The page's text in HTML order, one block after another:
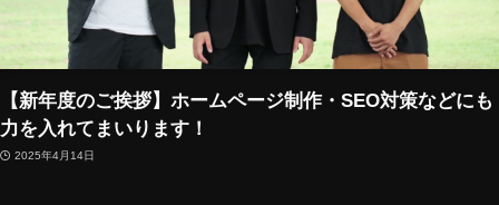
【新年度のご挨拶】ホームページ制作・SEO対策などにも
力を入れてまいります！
2025年4月14日